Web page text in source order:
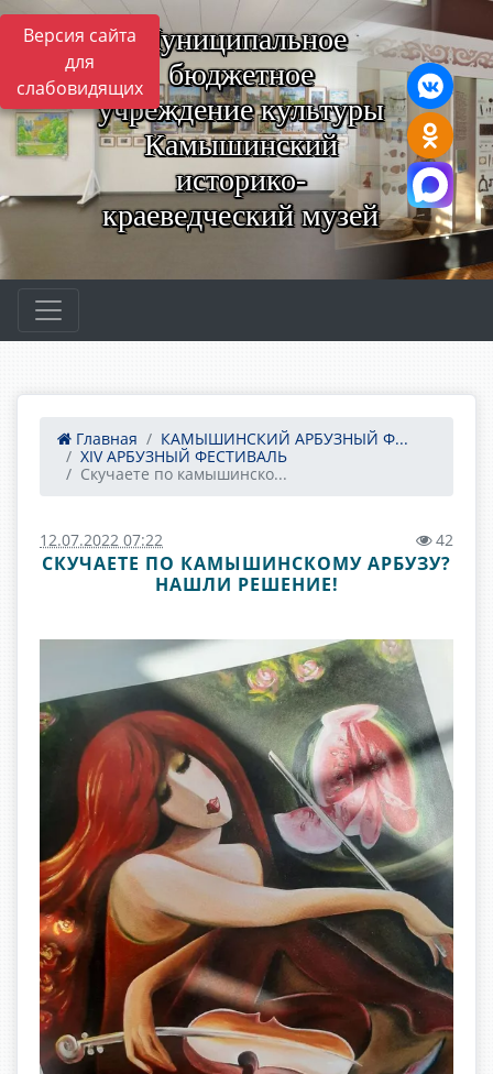
Версия сайта
для
слабовидящих
Муниципальное
бюджетное
учреждение культуры
Камышинский
историко-
краеведческий музей
Главная
КАМЫШИНСКИЙ АРБУЗНЫЙ Ф...
ХIV АРБУЗНЫЙ ФЕСТИВАЛЬ
Скучаете по камышинско...
12.07.2022 07:22 42
СКУЧАЕТЕ ПО КАМЫШИНСКОМУ АРБУЗУ?
НАШЛИ РЕШЕНИЕ!